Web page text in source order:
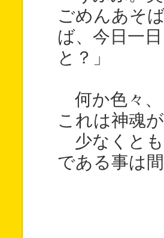
ごめんあそ
ば、今日一
と？」
何か色々
これは神魂
少なくとも
である事は